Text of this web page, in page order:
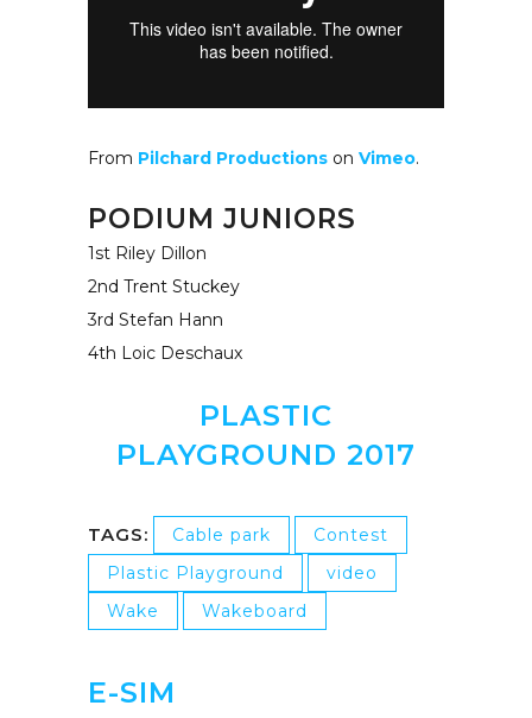
From Pilchard Productions on Vimeo.
PODIUM JUNIORS
1st Riley Dillon
2nd Trent Stuckey
3rd Stefan Hann
4th Loic Deschaux
PLASTIC
PLAYGROUND 2017
TAGS: Cable park
Contest
Plastic Playground
video
Wake
Wakeboard
E-SIM